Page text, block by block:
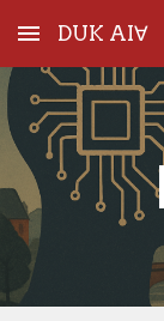
Skip to main
DUK AI∀